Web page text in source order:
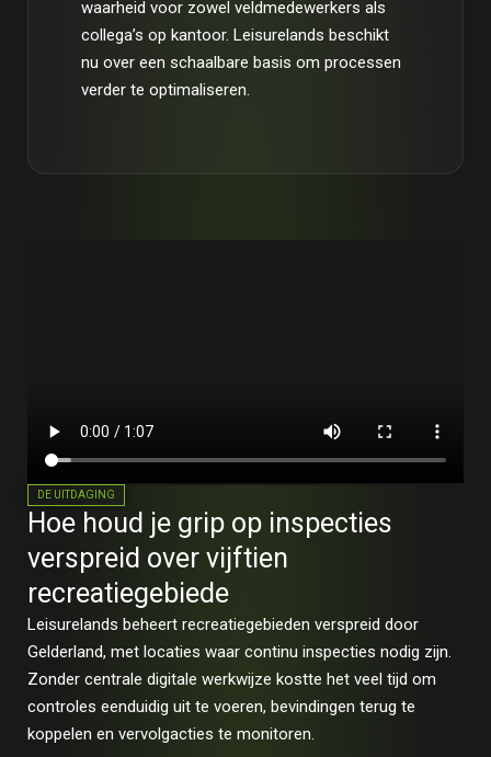
waarheid voor zowel veldmedewerkers als
collega’s op kantoor. Leisurelands beschikt
nu over een schaalbare basis om processen
verder te optimaliseren.
DE UITDAGING
Hoe houd je grip op inspecties
verspreid over vijftien
recreatiegebiede
Leisurelands beheert recreatiegebieden verspreid door
Gelderland, met locaties waar continu inspecties nodig zijn.
Zonder centrale digitale werkwijze kostte het veel tijd om
controles eenduidig uit te voeren, bevindingen terug te
koppelen en vervolgacties te monitoren.